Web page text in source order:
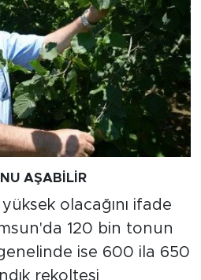
AŞABİLİR
olacağını ifade
120 bin tonun
ise 600 ila 650
rekoltesi